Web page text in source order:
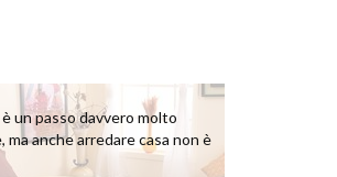
un passo davvero molto
anche arredare casa non è